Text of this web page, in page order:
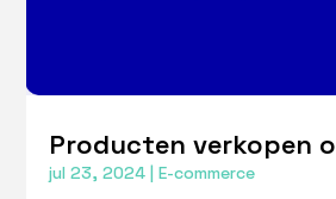
Producten verkopen
jul 23, 2024 |E-commerce